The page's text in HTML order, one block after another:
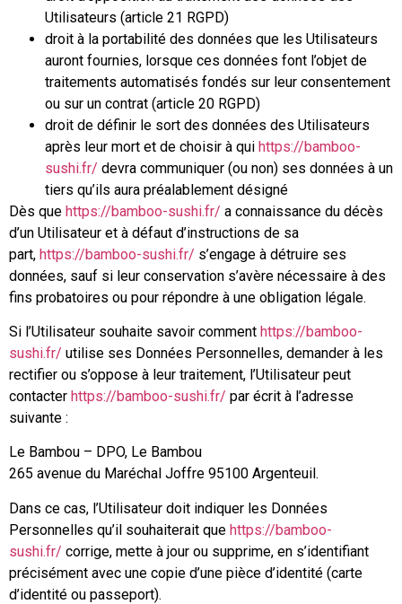
Utilisateurs (article 21 RGPD)
droit à la portabilité des données que les Utilisateurs
auront fournies, lorsque ces données font l’objet de
traitements automatisés fondés sur leur consentement
ou sur un contrat (article 20 RGPD)
droit de définir le sort des données des Utilisateurs
après leur mort et de choisir à qui https://bamboo-
sushi.fr/ devra communiquer (ou non) ses données à un
tiers qu’ils aura préalablement désigné
Dès que https://bamboo-sushi.fr/ a connaissance du décès
d’un Utilisateur et à défaut d’instructions de sa
part, https://bamboo-sushi.fr/ s’engage à détruire ses
données, sauf si leur conservation s’avère nécessaire à des
fins probatoires ou pour répondre à une obligation légale.
Si l’Utilisateur souhaite savoir comment https://bamboo-
sushi.fr/ utilise ses Données Personnelles, demander à les
rectifier ou s’oppose à leur traitement, l’Utilisateur peut
contacter https://bamboo-sushi.fr/ par écrit à l’adresse
suivante :
Le Bambou – DPO, Le Bambou
265 avenue du Maréchal Joffre 95100 Argenteuil.
Dans ce cas, l’Utilisateur doit indiquer les Données
Personnelles qu’il souhaiterait que https://bamboo-
sushi.fr/ corrige, mette à jour ou supprime, en s’identifiant
précisément avec une copie d’une pièce d’identité (carte
d’identité ou passeport).